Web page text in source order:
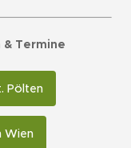
& Termine
Pölten
Wien